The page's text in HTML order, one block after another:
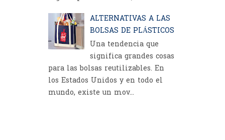
ALTERNATIVAS A LAS
BOLSAS DE PLÁSTICOS
Una tendencia que
significa grandes cosas
para las bolsas reutilizables. En
los Estados Unidos y en todo el
mundo, existe un mov...